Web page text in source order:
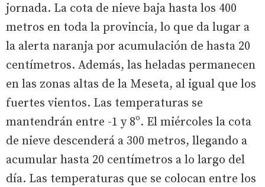
jornada. La cota de nieve baja hasta los 400
metros en toda la provincia, lo que da lugar a
la alerta naranja por acumulación de hasta 20
centímetros. Además, las heladas permanecen
en las zonas altas de la Meseta, al igual que los
fuertes vientos. Las temperaturas se
mantendrán entre -1 y 8º. El miércoles la cota
de nieve descenderá a 300 metros, llegando a
acumular hasta 20 centímetros a lo largo del
día. Las temperaturas que se colocan entre los